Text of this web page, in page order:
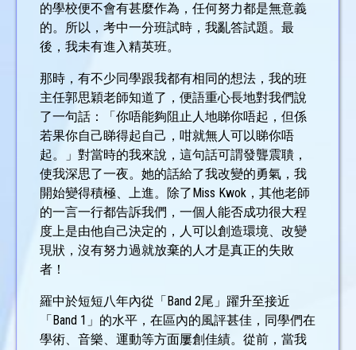
的學校便不會有甚麼作為，任何努力都是無意義
的。所以，考中一分班試時，我亂答試題。最
後，我未有進入精英班。
那時，有不少同學跟我都有相同的想法，我的班
主任郭思穎老師知道了，便語重心長地對我們說
了一句話：「你唔能夠阻止人地睇你唔起，但係
若果你自己睇得起自己，咁就無人可以睇你唔
起。」對當時的我來說，這句話可謂發聾震聵，
使我深思了一夜。她的話給了我改變的勇氣，我
開始變得積極、上進。除了Miss Kwok，其他老師
的一言一行都告訴我們，一個人能否成功很大程
度上是由他自己決定的，人可以創造環境、改變
現狀，沒有努力過就放棄的人才是真正的失敗
者！
羅中於短短八年內從「Band 2尾」躍升至接近
「Band 1」的水平，在區內的風評甚佳，同學們在
學術、音樂、運動等方面屢創佳績。從前，當我